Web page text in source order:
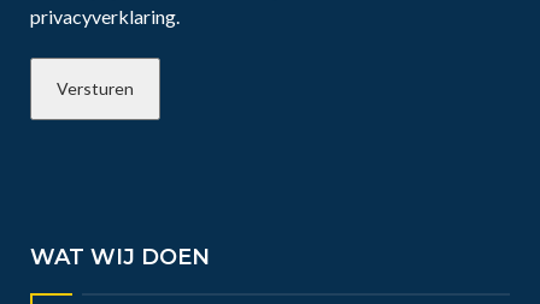
privacyverklaring.
WAT WIJ DOEN